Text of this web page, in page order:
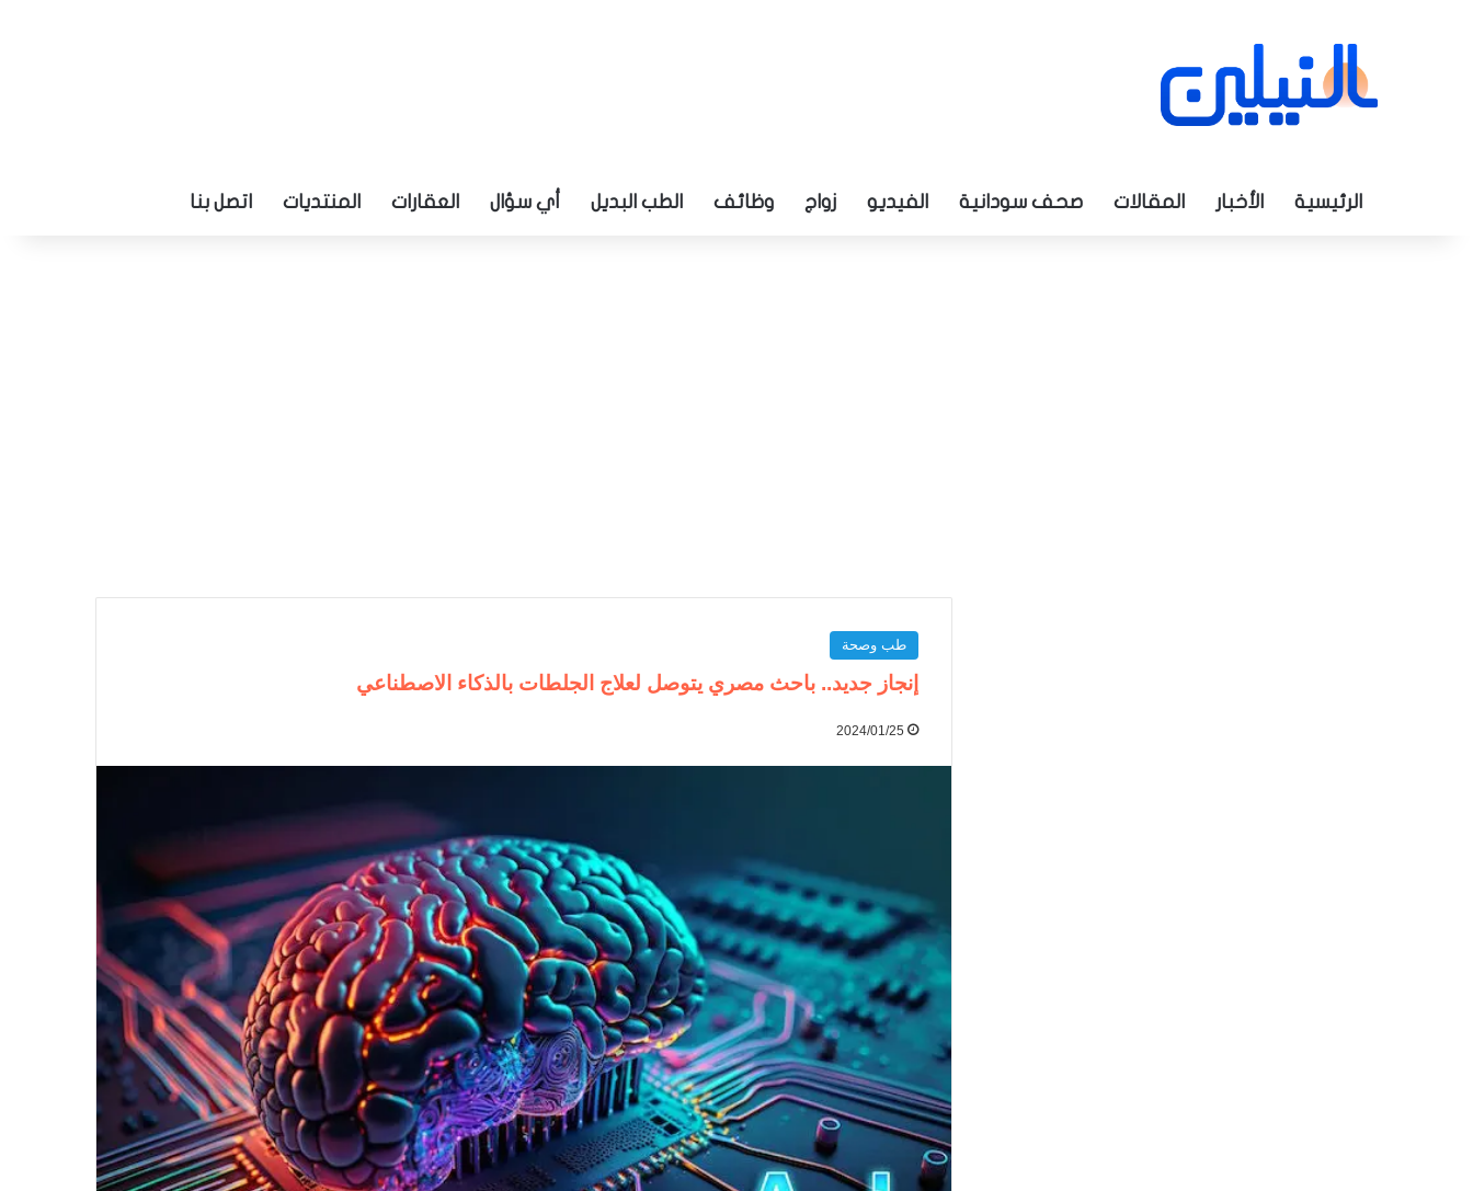
الرئيسية الأخبار المقالات صحف سودانية الفيديو زواج وظائف الطب البديل أي سؤال العقارات المنتديات اتصل بنا
طب وصحة
إنجاز جديد.. باحث مصري يتوصل لعلاج الجلطات بالذكاء الاصطناعي
2024/01/25